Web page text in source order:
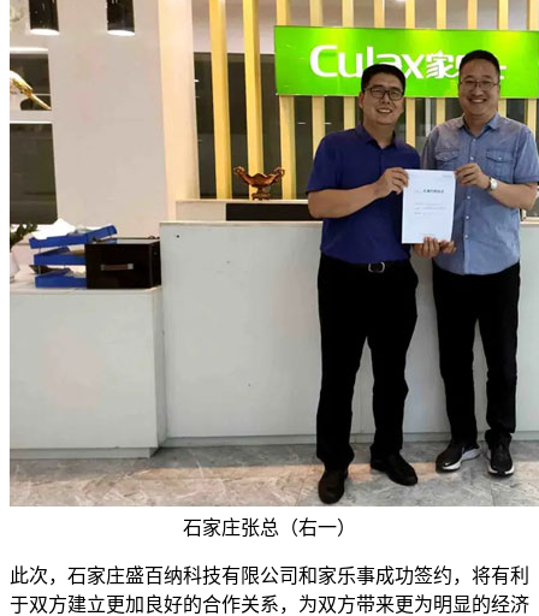
石家庄张总（右一）
此次，石家庄盛百纳科技有限公司和家乐事成功签约，将有利
于双方建立更加良好的合作关系，为双方带来更为明显的经济